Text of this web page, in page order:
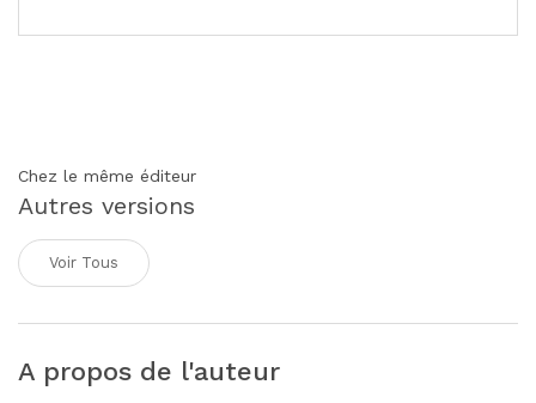
Chez le même éditeur
Autres versions
Voir Tous
A propos de l'auteur